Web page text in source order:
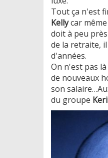
Tout ça n'est
Kellycar
doit à peu
de la retraite,
d'années.
On n'est pas
de nouveaux
son
du groupe